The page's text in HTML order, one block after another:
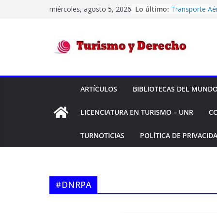
miércoles, agosto 5, 2026 Lo último: Transporte
Transporte
AÉREAS S.A.
El turismo
Códigos IATA
su historial de
Turismo
Derecho
ARTÍCULOS BIBLIOTECAS DEL
LICENCIATURA EN TURISMO – UNR
TURNOTICIAS POLÍTICA DE
#DNRPA